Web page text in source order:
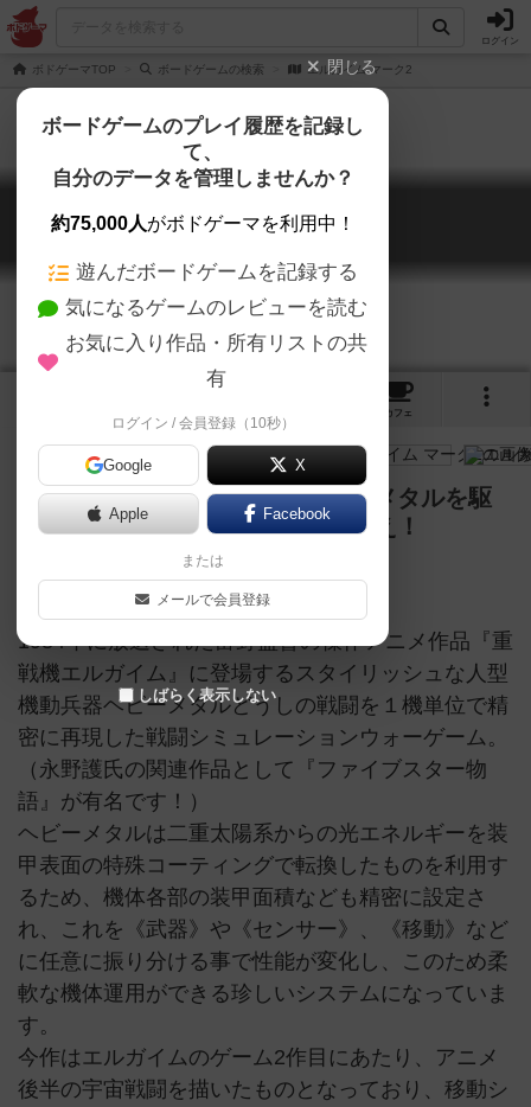
ログイン
ボドゲーマTOP ボードゲームの検索 エルガイム マーク2
エルガイム マーク2
L-Gaim Mark II
カフェ
スタイリッシュな機動兵器ヘビーメタルを駆
り、ペンタゴナワールドで熱く戦え！
アニメ原作
1984年に放送された富野監督の傑作アニメ作品『重
戦機エルガイム』に登場するスタイリッシュな人型
機動兵器ヘビーメタルどうしの戦闘を１機単位で精
密に再現した戦闘シミュレーションウォーゲーム。
（永野護氏の関連作品として『ファイブスター物
語』が有名です！）
ヘビーメタルは二重太陽系からの光エネルギーを装
甲表面の特殊コーティングで転換したものを利用す
るため、機体各部の装甲面積なども精密に設定さ
れ、これを《武器》や《センサー》、《移動》など
に任意に振り分ける事で性能が変化し、このため柔
軟な機体運用ができる珍しいシステムになっていま
す。
今作はエルガイムのゲーム2作目にあたり、アニメ
後半の宇宙戦闘を描いたものとなっており、移動シ
閉じる
ボードゲームのプレイ履歴を記録し
て、
自分のデータを管理しませんか？
約75,000人がボドゲーマを利用中！
遊んだボードゲームを記録する
気になるゲームのレビューを読む
お気に入り作品・所有リストの共
有
ログイン / 会員登録（10秒）
Google X
Apple Facebook
または
メールで会員登録
しばらく表示しない